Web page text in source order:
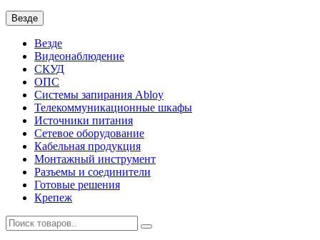
Везде
Везде
Видеонаблюдение
СКУД
ОПС
Системы запирания Abloy
Телекоммуникационные шкафы
Источники питания
Сетевое оборудование
Кабельная продукция
Монтажный инструмент
Разъемы и соединители
Готовые решения
Крепеж